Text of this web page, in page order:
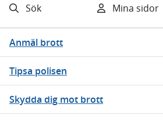
Sök Mina sidor
Anmäl brott
Tipsa polisen
Skydda dig mot brott